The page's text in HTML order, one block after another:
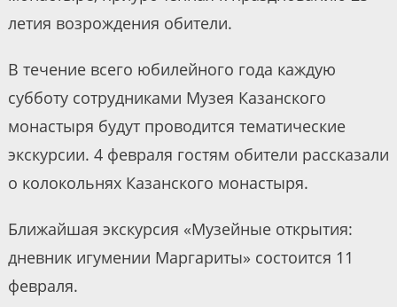
летия возрождения обители.
В течение всего юбилейного года каждую
субботу сотрудниками Музея Казанского
монастыря будут проводится тематические
экскурсии. 4 февраля гостям обители рассказали
о колокольнях Казанского монастыря.
Ближайшая экскурсия «Музейные открытия:
дневник игумении Маргариты» состоится 11
февраля.